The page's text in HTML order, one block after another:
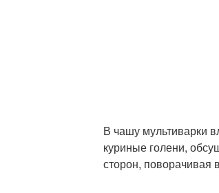
В чашу мультиварки
куриные голени,
сторон, поворачивая